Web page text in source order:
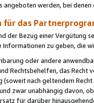
werden, bei
für das
der Bezug einer Vergütung
zu geben, die
oder andere
Rechtsbehelfen, das
(soweit nach geltendem
zwar unabhängig davon,
für darüber